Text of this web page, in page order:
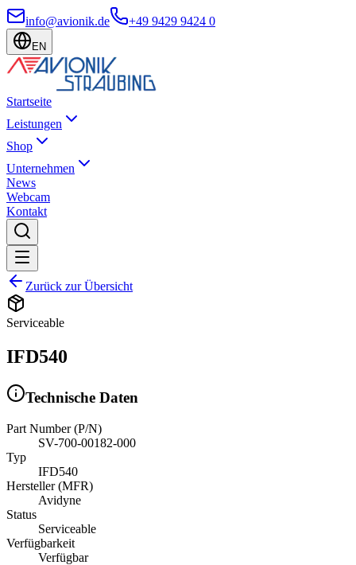
info@avionik.de +49 9429 9424 0
EN
Startseite
Leistungen
Shop
Unternehmen
News
Webcam
Kontakt
Zurück zur Übersicht
Serviceable
IFD540
Technische Daten
Part Number (P/N)
SV-700-00182-000
Typ
IFD540
Hersteller (MFR)
Avidyne
Status
Serviceable
Verfügbarkeit
Verfügbar